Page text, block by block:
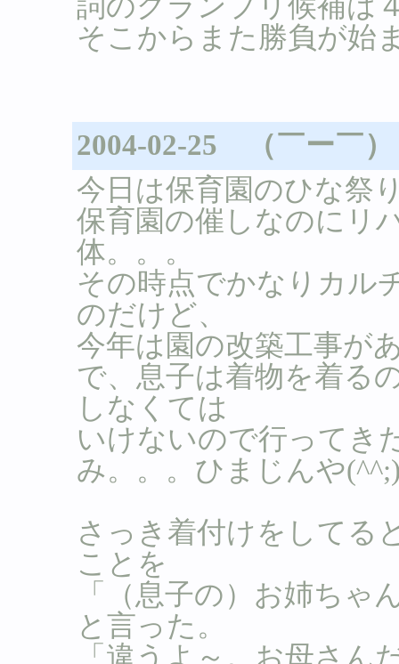
そこからまた勝負が始
2004-02-25 （￣ー￣）
今日は保育園のひな祭
保育園の催しなのにリ
体。。。
その時点でかなりカル
のだけど、
今年は園の改築工事が
で、息子は着物を着る
しなくては
いけないので行ってき
み。。。ひまじんや
さっき着付けをしてる
ことを
「（息子の）お姉ちゃ
と言った。
「違うよ～。お母さん